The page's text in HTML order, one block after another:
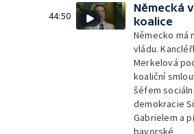
44:50
Německá
koalice
Německo má
vládu.
Merkelová
koaliční
šéfem
demokracie
Gabrielem a
bavorské